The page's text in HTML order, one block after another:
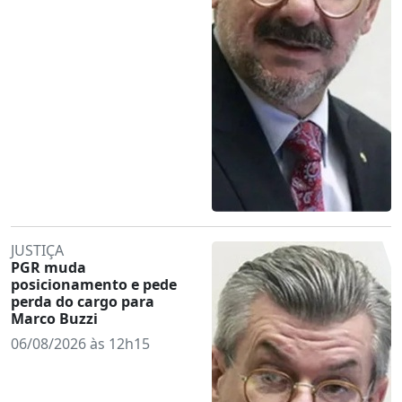
JUSTIÇA
PGR muda
posicionamento e pede
perda do cargo para
Marco Buzzi
06/08/2026 às 12h15